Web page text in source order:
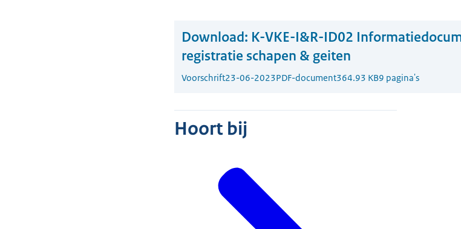
Download: K-VKE-I&R-ID02
registratie schapen & geiten
Voorschrift23-06-2023PDF-document364.93 KB9 pagina's
Hoort bij